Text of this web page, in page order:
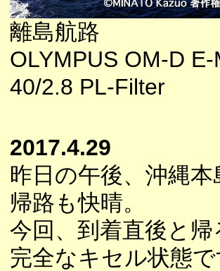
離島航路
OLYMPUS OM-D
40/2.8 PL-Filter
2017.4.29
昨日の午後、沖縄
帰路も快晴。
今回、到着直後と
完全なキセル状態